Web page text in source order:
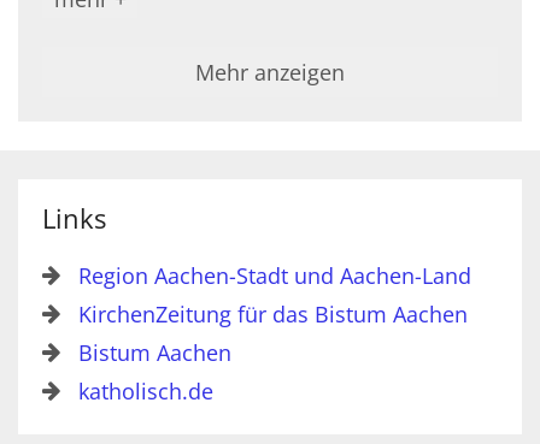
Mehr anzeigen
Links
Region Aachen-Stadt und Aachen-Land
KirchenZeitung für das Bistum Aachen
Bistum Aachen
katholisch.de